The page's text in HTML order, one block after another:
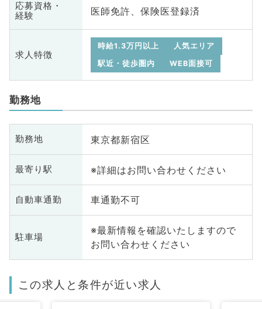
応募資格・
経験
医師免許、保険医登録済
求人特徴
時給1.3万円以上
人気エリア
駅近・徒歩圏内
WEB面接可
勤務地
勤務地 東京都新宿区
最寄り駅 ※詳細はお問い合わせください
自動車通勤 車通勤不可
駐車場
※最新情報を確認いたしますので
お問い合わせください
この求人と条件が近い求人